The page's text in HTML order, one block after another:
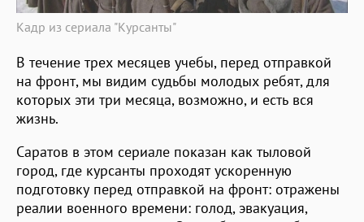
Кадр из сериала "Курсанты"
В течение трех месяцев учебы, перед отправкой
на фронт, мы видим судьбы молодых ребят, для
которых эти три месяца, возможно, и есть вся
жизнь.
Саратов в этом сериале показан как тыловой
город, где курсанты проходят ускоренную
подготовку перед отправкой на фронт: отражены
реалии военного времени: голод, эвакуация,